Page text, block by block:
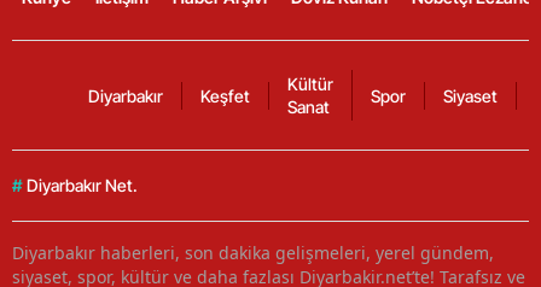
Diyarbakır Keşfet
Kültür
Sanat
Spor Siyaset
# Diyarbakır Net.
Diyarbakır haberleri, son dakika gelişmeleri, yerel gündem,
siyaset, spor, kültür ve daha fazlası Diyarbakir.net’te! Tarafsız ve